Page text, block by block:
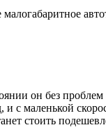
он без
с маленькой
стоить